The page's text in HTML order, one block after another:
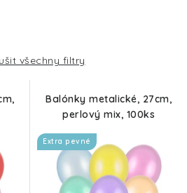
všechny filtry
Balónky metalické, 27cm,
perlový mix, 100ks
Extra pevné